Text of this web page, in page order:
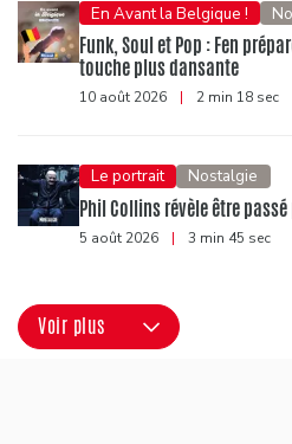
En Avant la Belgique !
Funk, Soul et Pop : Fen
touche plus dansante
10 août 2026 | 2 min 18 sec
Le portrait Nostalgie
Phil Collins révèle être
5 août 2026 | 3 min 45 sec
Voir plus